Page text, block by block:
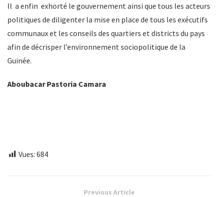
Il a enfin exhorté le gouvernement ainsi que tous les acteurs
politiques de diligenter la mise en place de tous les exécutifs
communaux et les conseils des quartiers et districts du pays
afin de décrisper l’environnement sociopolitique de la
Guinée.
Aboubacar Pastoria Camara
Vues: 684
Previous Article